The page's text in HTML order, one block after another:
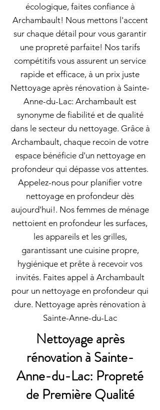
écologique, faites confiance à
Archambault! Nous mettons l'accent
sur chaque détail pour vous garantir
une propreté parfaite! Nos tarifs
compétitifs vous assurent un service
rapide et efficace, à un prix juste
Nettoyage après rénovation à Sainte-
Anne-du-Lac: Archambault est
synonyme de fiabilité et de qualité
dans le secteur du nettoyage. Grâce à
Archambault, chaque recoin de votre
espace bénéficie d'un nettoyage en
profondeur qui dépasse vos attentes.
Appelez-nous pour planifier votre
nettoyage en profondeur dès
aujourd'hui!. Nos femmes de ménage
nettoient en profondeur les surfaces,
les appareils et les grilles,
garantissant une cuisine propre,
hygiénique et prête à recevoir vos
invités. Faites appel à Archambault
pour un nettoyage en profondeur qui
dure. Nettoyage après rénovation à
Sainte-Anne-du-Lac
Nettoyage après
rénovation à Sainte-
Anne-du-Lac: Propreté
de Première Qualité